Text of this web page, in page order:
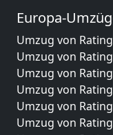
Europa-
Umzug von
Umzug von
Umzug von
Umzug von
Umzug von
Umzug von